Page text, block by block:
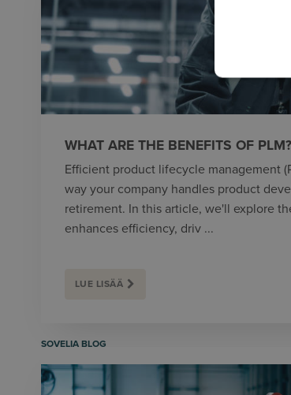
WHAT ARE THE BENEFITS OF PLM?
Efficient product lifecycle management
way your company handles product
retirement. In this article, we'll explore
enhances efficiency, driv ...
LUE LISÄÄ
SOVELIA BLOG